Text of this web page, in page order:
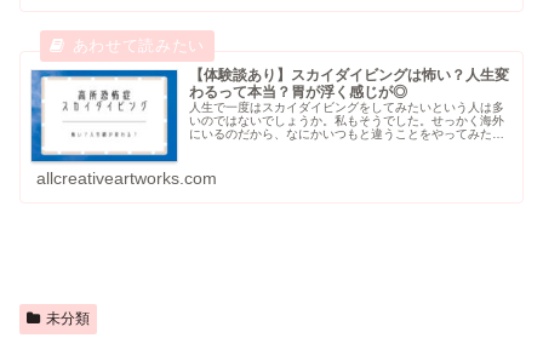
【体験談あり】スカイダイビングは怖い？人生変
わるって本当？胃が浮く感じが◎
人生で一度はスカイダイビングをしてみたいという人は多
いのではないでしょうか。私もそうでした。せっかく海外
にいるのだから、なにかいつもと違うことをやってみたい
allcreativeartworks.com
未分類